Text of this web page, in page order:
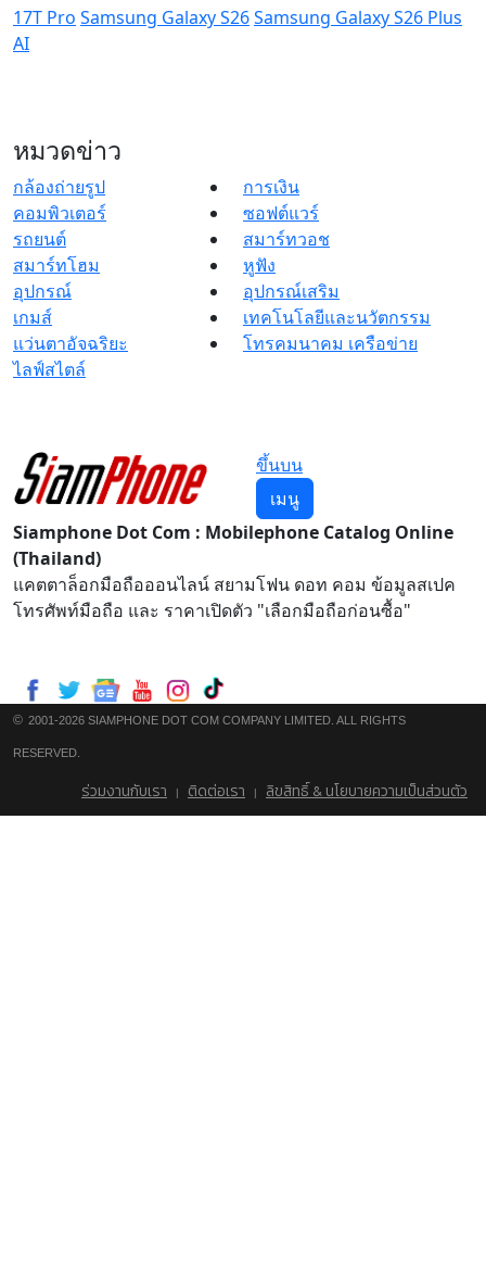
17T Pro Samsung Galaxy S26Samsung Galaxy S26 Plus
AI
หมวดข่าว
กล้องถ่ายรูป
การเงิน
คอมพิวเตอร์
ซอฟต์แวร์
รถยนต์
สมาร์ทวอช
สมาร์ทโฮม
หูฟัง
อุปกรณ์
อุปกรณ์เสริม
เกมส์
เทคโนโลยีและนวัตกรรม
แว่นตาอัจฉริยะ
โทรคมนาคม เครือข่าย
ไลฟ์สไตล์
ขึ้นบน
เมนู
Siamphone Dot Com : Mobilephone Catalog Online
(Thailand)
แคตตาล็อกมือถือออนไลน์ สยามโฟน ดอท คอม ข้อมูลสเปค
โทรศัพท์มือถือ และ ราคาเปิดตัว "เลือกมือถือก่อนซื้อ"
© 2001-2026 SIAMPHONE DOT COM COMPANY LIMITED. ALL RIGHTS
RESERVED.
ร่วมงานกับเรา | ติดต่อเรา | ลิขสิทธิ์ & นโยบายความเป็นส่วนตัว